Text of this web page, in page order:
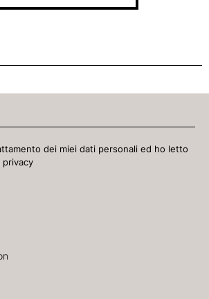
dei miei dati personali ed ho letto
privacy